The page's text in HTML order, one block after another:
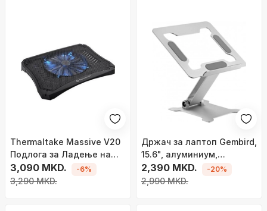
Thermaltake Massive V20
Подлога за Ладeње на
Лаптоп, 17"
3,090 MKD.
3,290 MKD.
-6%
Држач за лаптоп Gembird,
15.6", алуминиум,
сребрена
2,390 MKD.
2,990 MKD.
-20%